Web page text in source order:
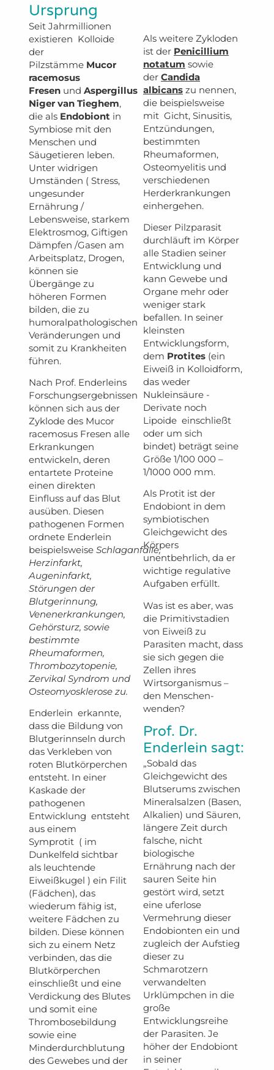
Ursprung
Seit Jahrmillionen
existieren Kolloide
der
Pilzstämme Mucor
racemosus
Fresenund Aspergillus
Niger van Tieghem,
die als Endobiont in
Symbiose mit den
Menschen und
Säugetieren leben.
Unter widrigen
Umständen ( Stress,
ungesunder
Ernährung /
Lebensweise, starkem
Elektrosmog, Giftigen
Dämpfen /Gasen am
Arbeitsplatz, Drogen,
können sie
Übergänge zu
höheren Formen
bilden, die zu
humoralpathologischen
Veränderungen und
somit zu Krankheiten
führen.
Nach Prof. Enderleins
Forschungsergebnissen
können sich aus der
Zyklode des Mucor
racemosus Fresen alle
Erkrankungen
entwickeln, deren
entartete Proteine
einen direkten
Einfluss auf das Blut
ausüben. Diesen
pathogenen Formen
ordnete Enderlein
beispielsweise Schlaganfälle,
Herzinfarkt,
Augeninfarkt,
Störungen der
Blutgerinnung,
Venenerkrankungen,
Gehörsturz, sowie
bestimmte
Rheumaformen,
Thrombozytopenie,
Zervikal Syndrom und
Osteomyosklerose zu.
Enderlein erkannte,
dass die Bildung von
Blutgerinnseln durch
das Verkleben von
roten Blutkörperchen
entsteht. In einer
Kaskade der
pathogenen
Entwicklung entsteht
aus einem
Symprotit ( im
Dunkelfeld sichtbar
als leuchtende
Eiweißkugel ) ein Filit
(Fädchen), das
wiederum fähig ist,
weitere Fädchen zu
bilden. Diese können
sich zu einem Netz
verbinden, das die
Blutkörperchen
einschließt und eine
Verdickung des Blutes
und somit eine
Thrombosebildung
sowie eine
Minderdurchblutung
des Gewebes und der
Als weitere Zykloden
ist der Penicillium
notatum sowie
der Candida
albicans zu nennen,
die beispielsweise
mit Gicht, Sinusitis,
Entzündungen,
bestimmten
Rheumaformen,
Osteomyelitis und
verschiedenen
Herderkrankungen
einhergehen.
Dieser Pilzparasit
durchläuft im Körper
alle Stadien seiner
Entwicklung und
kann Gewebe und
Organe mehr oder
weniger stark
befallen. In seiner
kleinsten
Entwicklungsform,
dem Protites (ein
Eiweiß in Kolloidform,
das weder
Nukleinsäure -
Derivate noch
Lipoide einschließt
oder um sich
bindet) beträgt seine
Größe 1/100 000 –
1/1000 000 mm.
Als Protit ist der
Endobiont in dem
symbiotischen
Gleichgewicht des
Körpers
unentbehrlich, da er
wichtige regulative
Aufgaben erfüllt.
Was ist es aber, was
die Primitivstadien
von Eiweiß zu
Parasiten macht, dass
sie sich gegen die
Zellen ihres
Wirtsorganismus –
den Menschen-
wenden?
Prof. Dr.
Enderlein sagt:
„Sobald das
Gleichgewicht des
Blutserums zwischen
Mineralsalzen (Basen,
Alkalien) und Säuren,
längere Zeit durch
falsche, nicht
biologische
Ernährung nach der
sauren Seite hin
gestört wird, setzt
eine uferlose
Vermehrung dieser
Endobionten ein und
zugleich der Aufstieg
dieser zu
Schmarotzern
verwandelten
Urklümpchen in die
große
Entwicklungsreihe
der Parasiten. Je
höher der Endobiont
in seiner